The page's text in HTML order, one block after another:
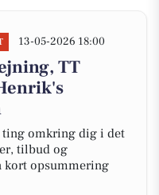
13-05-2026 18:00
TT
ting omkring dig i det
tilbud og
kort opsummering